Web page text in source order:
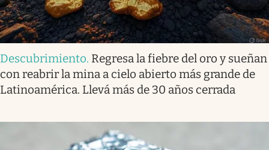
Descubrimiento. Regresa la fiebre del oro y sueñan
con reabrir la mina a cielo abierto más grande de
Latinoamérica. Llevá más de 30 años cerrada